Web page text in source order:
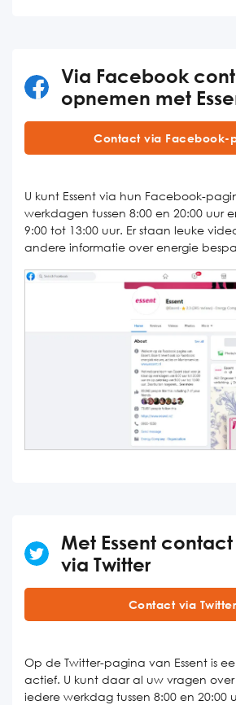
Via Facebook
opnemen met
Contact via Facebook-
U kunt Essent via hun Facebook-
werkdagen tussen 8:00 en 20:00 uur
9:00 tot 13:00 uur. Er staan leuke
andere informatie over energie
Met Essent
via Twitter
Contact via Twitter
Op de Twitter-pagina van Essent is
actief. U kunt daar al uw vragen over
iedere werkdag tussen 8:00 en 20:00